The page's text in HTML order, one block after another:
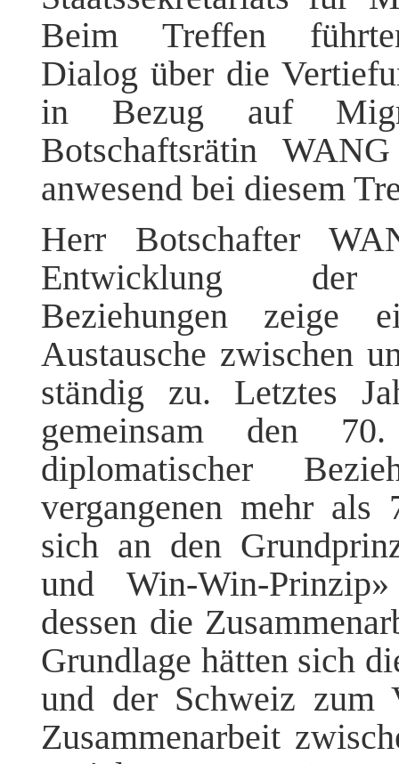
Beim Treffen
Dialog über die
in Bezug auf
Botschaftsrätin
anwesend bei diesem
Herr Botschafter
Entwicklung der
Beziehungen zeige
Austausche zwischen
ständig zu. Letztes
gemeinsam den
diplomatischer
vergangenen mehr als
sich an den
und Win-Win-
dessen die
Grundlage hätten sich
und der Schweiz zum
Zusammenarbeit